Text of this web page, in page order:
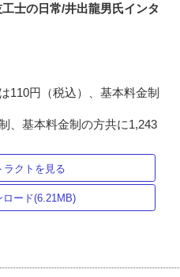
士の日常/井出龍男氏インタ
110円（税込）、基本料金制
、基本料金制の方共に1,243
ラクトを見る
ロード(6.21MB)